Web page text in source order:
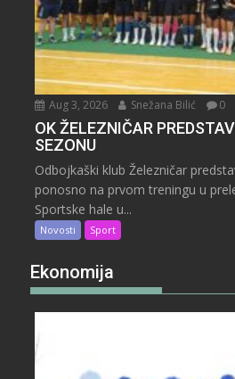
Aug 3, 2026 Snežana Bilić 0
OK ŽELEZNIČAR
SEZONU
Odbojkaški klub Železničar
ponosno na prvom treningu u
Sportske hale u...
Novosti Sport
Ekonomija